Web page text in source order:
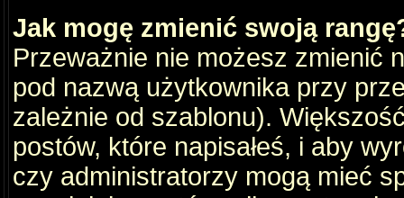
Jak mogę zmienić swoją
Przeważnie nie możesz zmienić
pod nazwą użytkownika przy
zależnie od szablonu).
postów, które napisałeś, i aby
czy administratorzy mogą mieć